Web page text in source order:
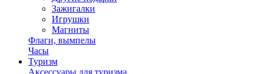
Зажигалки
Игрушки
Магниты
Флаги, вымпелы
Часы
Туризм
Аксессуары для туризма